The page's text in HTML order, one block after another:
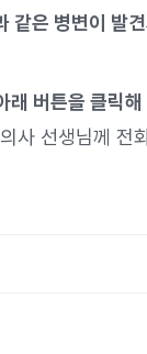
같은 병변이 발견
버튼을 클릭해
사 선생님께 전